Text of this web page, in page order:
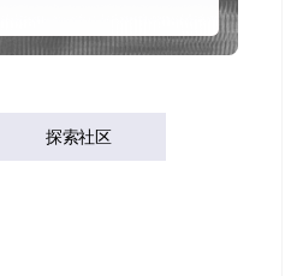
探索社区